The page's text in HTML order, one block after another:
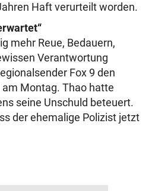
Haft verurteilt worden.
mehr Reue, Bedauern,
Verantwortung
Fox 9 den
am Montag. Thao hatte
seine Unschuld beteuert.
der ehemalige Polizist jetzt